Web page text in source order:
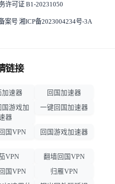
许可证 B1-20231050
案号 湘ICP备2023004234号-3A
链接
加速器
回国加速器
国游戏加
器
一键回国加速器
国VPN 回国游戏加速器
VPN
翻墙回国VPN
国VPN
归雁VPN